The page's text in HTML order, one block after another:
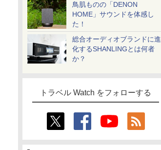
鳥肌ものの「DENON
HOME」サウンドを体感し
た！
総合オーディオブランドに進
化するSHANLINGとは何者
か？
トラベル Watch をフォローする